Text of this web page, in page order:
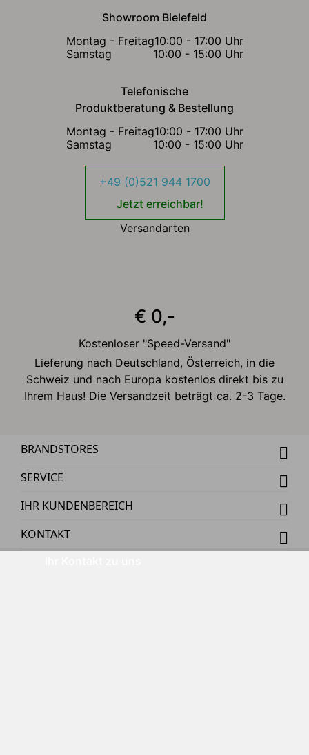
Showroom Bielefeld
Montag - Freitag10:00 - 17:00 Uhr
Samstag
10:00 - 15:00 Uhr
Telefonische
Produktberatung & Bestellung
Montag - Freitag10:00 - 17:00 Uhr
Samstag
10:00 - 15:00 Uhr
+49 (0)521 944 1700
Jetzt erreichbar!
Versandarten
€ 0,-
Kostenloser "Speed-Versand"
Lieferung nach Deutschland, Österreich, in die
Schweiz und nach Europa kostenlos direkt bis zu
Ihrem Haus! Die Versandzeit beträgt ca. 2-3 Tage.
BRANDSTORES
SERVICE
IHR KUNDENBEREICH
KONTAKT